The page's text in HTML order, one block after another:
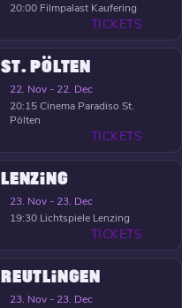
20:00 Filmpalast Kaufering
TICKETS
ST. PÖLTEN
22. Nov - 22. Dec
20:15Cinema Paradiso St.
Pölten
TICKETS
LENZING
23. Nov - 23. Dec
19:30 Lichtspiele Lenzing
TICKETS
REUTLINGEN
23. Nov - 23. Dec